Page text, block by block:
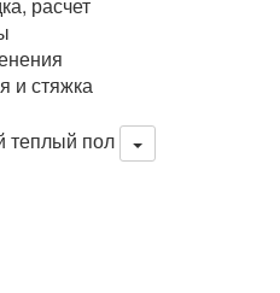
и стяжка
теплый пол